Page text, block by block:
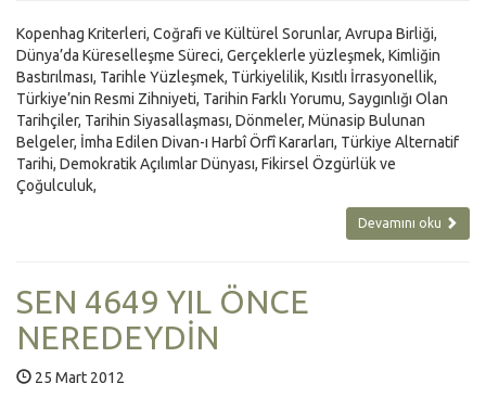
Kopenhag Kriterleri, Coğrafi ve Kültürel Sorunlar, Avrupa Birliği,
Dünya’da Küreselleşme Süreci, Gerçeklerle yüzleşmek, Kimliğin
Bastırılması, Tarihle Yüzleşmek, Türkiyelilik, Kısıtlı İrrasyonellik,
Türkiye’nin Resmi Zihniyeti, Tarihin Farklı Yorumu, Saygınlığı Olan
Tarihçiler, Tarihin Siyasallaşması, Dönmeler, Münasip Bulunan
Belgeler, İmha Edilen Divan-ı Harbî Örfî Kararları, Türkiye Alternatif
Tarihi, Demokratik Açılımlar Dünyası, Fikirsel Özgürlük ve
Çoğulculuk,
Devamını oku
SEN 4649 YIL ÖNCE
NEREDEYDİN
25 Mart 2012